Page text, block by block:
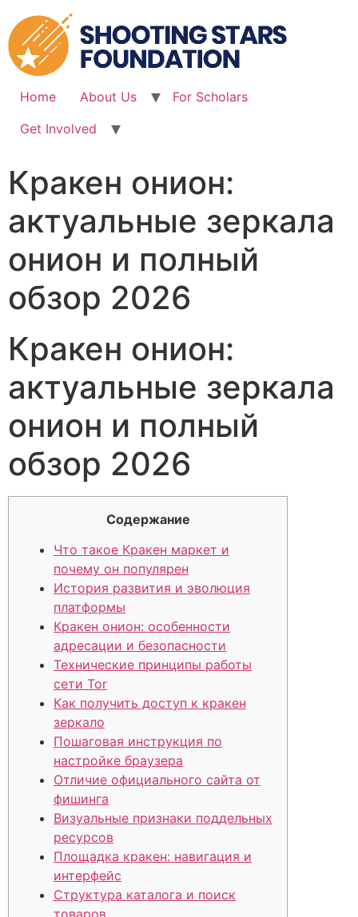
to
content
Home About Us
For Scholars
Get Involved
Кракен онион:
актуальные зеркала
онион и полный
обзор 2026
Кракен онион:
актуальные зеркала
онион и полный
обзор 2026
Содержание
Что такое Кракен маркет и
почему он популярен
История развития и эволюция
платформы
Кракен онион: особенности
адресации и безопасности
Технические принципы работы
сети Tor
Как получить доступ к кракен
зеркало
Пошаговая инструкция по
настройке браузера
Отличие официального сайта от
фишинга
Визуальные признаки поддельных
ресурсов
Площадка кракен: навигация и
интерфейс
Структура каталога и поиск